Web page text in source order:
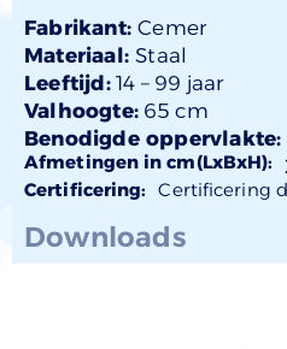
Fabrikant:Cemer
Materiaal:Staal
Leeftijd:14 – 99 jaar
Valhoogte: 65 cm
Benodigde oppervlakte:
Afmetingen in cm(LxBxH):
Certificering: Certificering
Downloads